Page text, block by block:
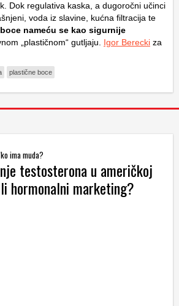
Dok regulativa kaska, a dugoročni učinci
voda iz slavine, kućna filtracija te
nameću se kao sigurnije
„plastičnom“ gutljaju. Igor Berecki za
plastične boce
ima muda?
testosterona u američkoj
hormonalni marketing?